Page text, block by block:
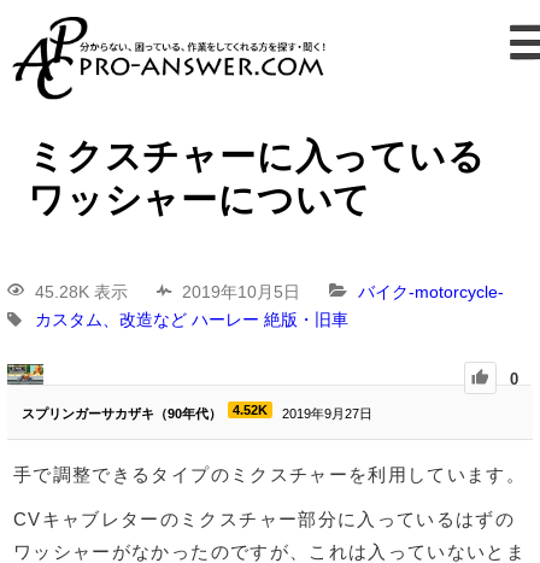
ミクスチャーに入っている
ワッシャーについて
45.28K 表示 2019年10月5日
バイク-motorcycle-
カスタム、改造など ハーレー 絶版・旧車
0
スプリンガーサカザキ（90年代） 4.52K 2019年9月27日
手で調整できるタイプのミクスチャーを利用しています。
CVキャブレターのミクスチャー部分に入っているはずの
ワッシャーがなかったのですが、これは入っていないとま